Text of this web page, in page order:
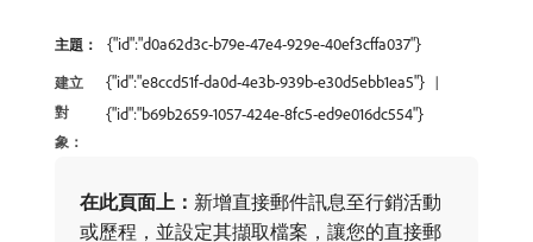
主題： {"id":"d0a62d3c-b79e-47e4-929e-40ef3cffa037"}
建立
對
象：
{"id":"e8ccd51f-da0d-4e3b-939b-e30d5ebb1ea5"}
{"id":"b69b2659-1057-424e-8fc5-ed9e016dc554"}
在此頁面上： ​新增直接郵件訊息至行銷活動
或歷程，並設定其擷取檔案，讓您的直接郵